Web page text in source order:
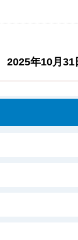
2025年10月31